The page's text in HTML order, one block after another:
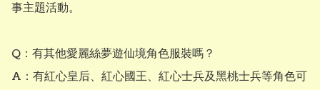
事主題活動。
Q：有其他愛麗絲夢遊仙境角色服裝嗎？
A：有紅心皇后、紅心國王、紅心士兵及黑桃士兵等角色可